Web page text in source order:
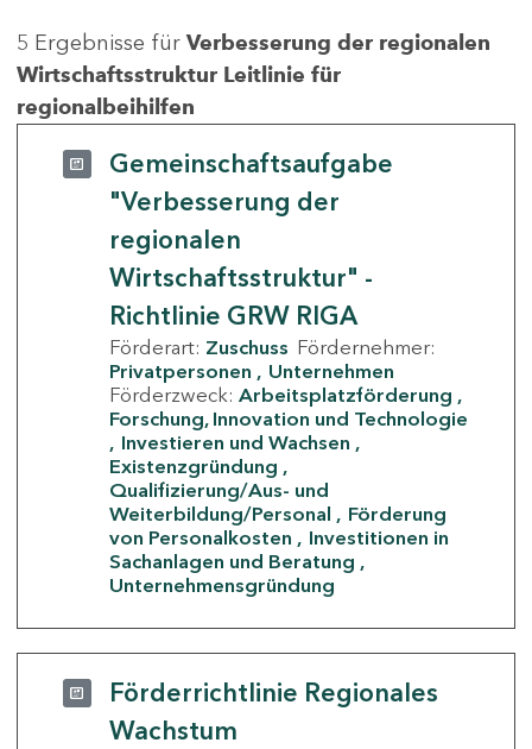
5 Ergebnisse für Verbesserung der regionalen
Wirtschaftsstruktur Leitlinie für
regionalbeihilfen
Gemeinschaftsaufgabe
"Verbesserung der
regionalen
Wirtschaftsstruktur" -
Richtlinie GRW RIGA
Förderart: Zuschuss Fördernehmer:
Privatpersonen
Unternehmen
Förderzweck: Arbeitsplatzförderung
Forschung, Innovation und Technologie
Investieren und Wachsen
Existenzgründung
Qualifizierung/Aus- und
Weiterbildung/Personal
Förderung
von Personalkosten
Investitionen in
Sachanlagen und Beratung
Unternehmensgründung
Förderrichtlinie Regionales
Wachstum